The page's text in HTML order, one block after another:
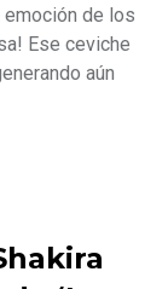
emoción de los
Ese ceviche
aún